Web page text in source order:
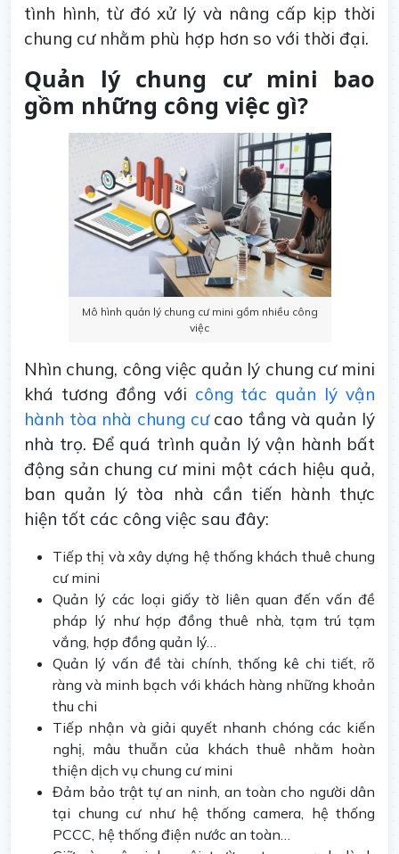
tình hình, từ đó xử lý và nâng cấp kịp thời
chung cư nhằm phù hợp hơn so với thời đại.
Quản lý chung cư mini bao
gồm những công việc gì?
Mô hình quản lý chung cư mini gồm nhiều công
việc
Nhìn chung, công việc quản lý chung cư mini
khá tương đồng với công tác quản lý vận
hành tòa nhà chung cưcao tầng và quản lý
nhà trọ. Để quá trình quản lý vận hành bất
động sản chung cư mini một cách hiệu quả,
ban quản lý tòa nhà cần tiến hành thực
hiện tốt các công việc sau đây:
Tiếp thị và xây dựng hệ thống khách thuê chung
cư mini
Quản lý các loại giấy tờ liên quan đến vấn đề
pháp lý như hợp đồng thuê nhà, tạm trú tạm
vắng, hợp đồng quản lý…
Quản lý vấn đề tài chính, thống kê chi tiết, rõ
ràng và minh bạch với khách hàng những khoản
thu chi
Tiếp nhận và giải quyết nhanh chóng các kiến
nghị, mâu thuẫn của khách thuê nhằm hoàn
thiện dịch vụ chung cư mini
Đảm bảo trật tự an ninh, an toàn cho người dân
tại chung cư như hệ thống camera, hệ thống
PCCC, hệ thống điện nước an toàn…